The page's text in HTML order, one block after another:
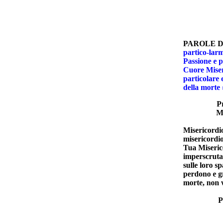
PAROLE
partico-
Passione e
Cuore
particolare
della morte
Tua
sulle loro
perdono e
morte, non